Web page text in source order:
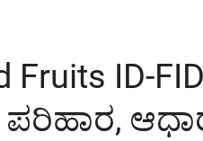
Fruits ID-